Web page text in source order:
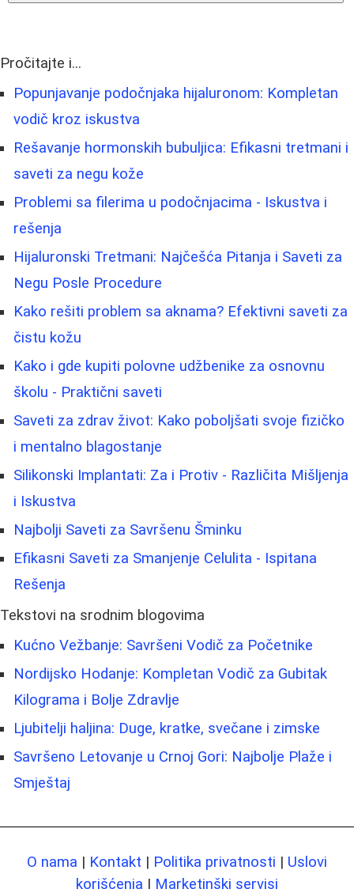
Pročitajte i...
Popunjavanje podočnjaka hijaluronom: Kompletan
vodič kroz iskustva
Rešavanje hormonskih bubuljica: Efikasni tretmani i
saveti za negu kože
Problemi sa filerima u podočnjacima - Iskustva i
rešenja
Hijaluronski Tretmani: Najčešća Pitanja i Saveti za
Negu Posle Procedure
Kako rešiti problem sa aknama? Efektivni saveti za
čistu kožu
Kako i gde kupiti polovne udžbenike za osnovnu
školu - Praktični saveti
Saveti za zdrav život: Kako poboljšati svoje fizičko
i mentalno blagostanje
Silikonski Implantati: Za i Protiv - Različita Mišljenja
i Iskustva
Najbolji Saveti za Savršenu Šminku
Efikasni Saveti za Smanjenje Celulita - Ispitana
Rešenja
Tekstovi na srodnim blogovima
Kućno Vežbanje: Savršeni Vodič za Početnike
Nordijsko Hodanje: Kompletan Vodič za Gubitak
Kilograma i Bolje Zdravlje
Ljubitelji haljina: Duge, kratke, svečane i zimske
Savršeno Letovanje u Crnoj Gori: Najbolje Plaže i
Smještaj
O nama | Kontakt | Politika privatnosti | Uslovi
korišćenja | Marketinški servisi